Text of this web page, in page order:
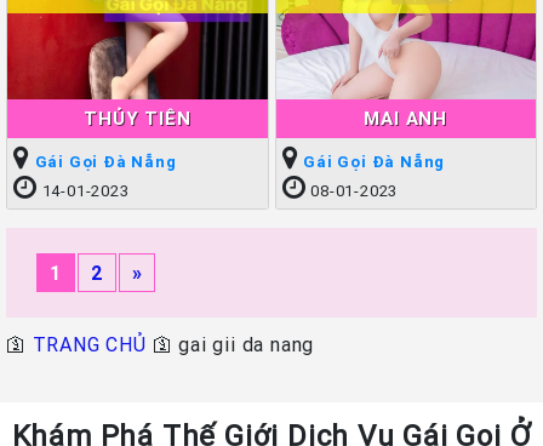
THỦY TIÊN
Gái Gọi Đà Nẵng
14-01-2023
MAI ANH
Gái Gọi Đà Nẵng
08-01-2023
1 2 »
🛐 TRANG CHỦ 🛐gai gii da nang
Khám Phá Thế Giới Dịch Vụ Gái Gọi Ở